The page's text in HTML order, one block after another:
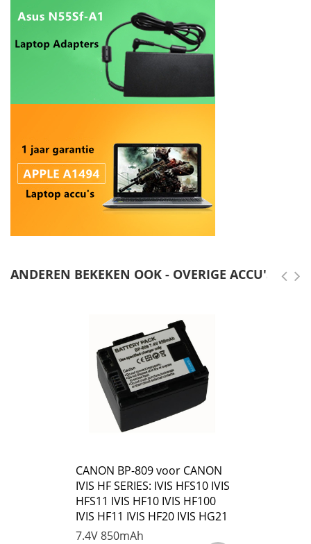
ANDEREN BEKEKEN OOK - OVERIGE ACCU'S
CANON BP-809 voor CANON
IVIS HF SERIES: IVIS HFS10 IVIS
HFS11 IVIS HF10 IVIS HF100
IVIS HF11 IVIS HF20 IVIS HG21
7.4V850mAh